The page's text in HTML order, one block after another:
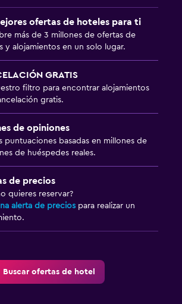
ofertas de hoteles para ti
más de 3 millones de ofertas de
y alojamientos en un solo lugar.
GRATIS
filtro para encontrar alojamientos
gratis.
de opiniones
puntuaciones basadas en millones de
de huéspedes reales.
de precios
quieres reservar?
alerta de precios para realizar un
Buscar ofertas de hotel